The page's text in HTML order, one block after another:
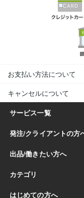
お支払い方法について
キャンセルについて